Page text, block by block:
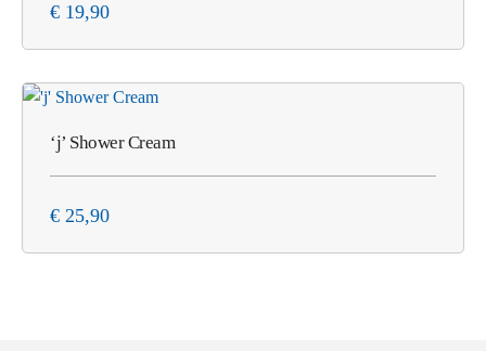
€ 19,90
‘j’ Shower Cream
€ 25,90